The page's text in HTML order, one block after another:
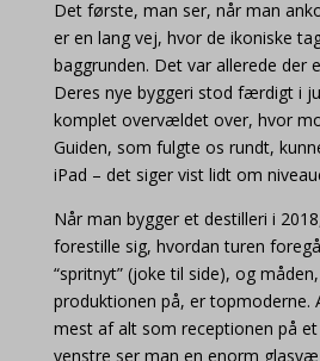
Det første, man ser, når man
er en lang vej, hvor de ikoniske
baggrunden. Det var allerede der
Deres nye byggeri stod færdigt i
komplet overvældet over, hvor
Guiden, som fulgte os rundt,
iPad – det siger vist lidt om
Når man bygger et destilleri i
forestille sig, hvordan turen
“spritnyt” (joke til side), og
produktionen på, er topmoderne.
mest af alt som receptionen på et
venstre ser man en enorm